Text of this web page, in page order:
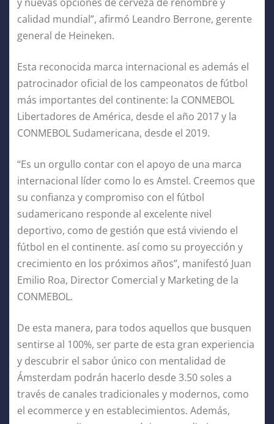
calidad mundial”, afirmó Leandro Berrone, gerente
general de Heineken.
Esta reconocida marca internacional es además el
patrocinador oficial de los campeonatos de fútbol
más importantes del continente: la CONMEBOL
Libertadores de América, desde el año 2017 y la
CONMEBOL Sudamericana, desde el 2019.
“Es un orgullo contar con el apoyo de una marca
internacional líder como lo es Amstel. Creemos que
su confianza y compromiso con el fútbol
sudamericano responde al excelente nivel
deportivo, como de gestión que está viviendo el
fútbol en el continente. así como su proyección y
crecimiento en los próximos años”, manifestó Juan
Emilio Roa, Director Comercial y Marketing de la
CONMEBOL.
De esta manera, para todos aquellos que busquen
sentirse al 100%, ser parte de esta gran experiencia
y descubrir el sabor único con mentalidad de
Ámsterdam podrán hacerlo desde 3.50 soles a
través de canales tradicionales y modernos, como
el ecommerce y en establecimientos. Además,